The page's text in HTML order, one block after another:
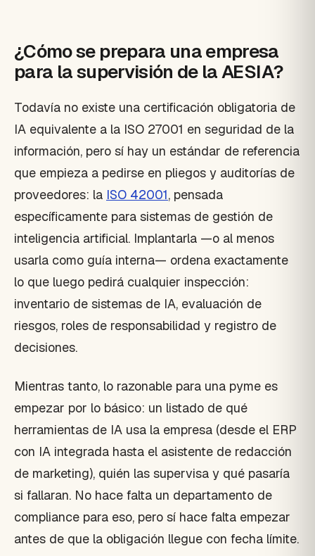
¿Cómo se prepara una empresa
para la supervisión de la AESIA?
Todavía no existe una certificación obligatoria de
IA equivalente a la ISO 27001 en seguridad de la
información, pero sí hay un estándar de referencia
que empieza a pedirse en pliegos y auditorías de
proveedores: la ISO 42001, pensada
específicamente para sistemas de gestión de
inteligencia artificial. Implantarla —o al menos
usarla como guía interna— ordena exactamente
lo que luego pedirá cualquier inspección:
inventario de sistemas de IA, evaluación de
riesgos, roles de responsabilidad y registro de
decisiones.
Mientras tanto, lo razonable para una pyme es
empezar por lo básico: un listado de qué
herramientas de IA usa la empresa (desde el ERP
con IA integrada hasta el asistente de redacción
de marketing), quién las supervisa y qué pasaría
si fallaran. No hace falta un departamento de
compliance para eso, pero sí hace falta empezar
antes de que la obligación llegue con fecha límite.